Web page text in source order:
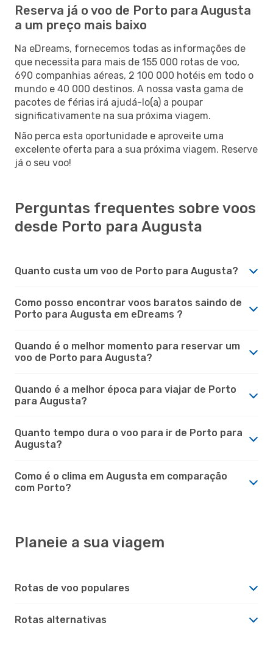
Reserva já o voo de Porto para Augusta
a um preço mais baixo
Na eDreams, fornecemos todas as informações de
que necessita para mais de 155 000 rotas de voo,
690 companhias aéreas, 2 100 000 hotéis em todo o
mundo e 40 000 destinos. A nossa vasta gama de
pacotes de férias irá ajudá-lo(a) a poupar
significativamente na sua próxima viagem.
Não perca esta oportunidade e aproveite uma
excelente oferta para a sua próxima viagem. Reserve
já o seu voo!
Perguntas frequentes sobre voos
desde Porto para Augusta
Quanto custa um voo de Porto para Augusta?
Como posso encontrar voos baratos saindo de
Porto para Augusta em eDreams ?
Quando é o melhor momento para reservar um
voo de Porto para Augusta?
Quando é a melhor época para viajar de Porto
para Augusta?
Quanto tempo dura o voo para ir de Porto para
Augusta?
Como é o clima em Augusta em comparação
com Porto?
Planeie a sua viagem
Rotas de voo populares
Rotas alternativas